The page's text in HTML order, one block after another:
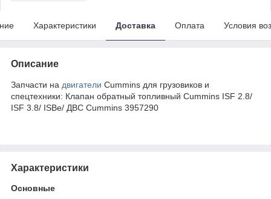
Характеристики Доставка Оплата Условия
Описание
Запчасти на двигатели Cummins для грузовиков и
спецтехники: Клапан обратный топливный Cummins ISF 2.8/
ISF 3.8/ ISBe/ ДВС Cummins 3957290
Характеристики
Основные